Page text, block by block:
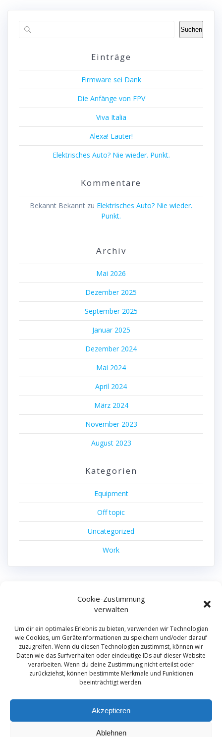
Cookie-Zustimmung
verwalten
Um dir ein optimales Erlebnis zu bieten, verwenden wir Technologien
wie Cookies, um Geräteinformationen zu speichern und/oder darauf
zuzugreifen. Wenn du diesen Technologien zustimmst, können wir
Daten wie das Surfverhalten oder eindeutige IDs auf dieser Website
verarbeiten. Wenn du deine Zustimmung nicht erteilst oder
zurückziehst, können bestimmte Merkmale und Funktionen
beeinträchtigt werden.
Akzeptieren
Ablehnen
Suchen
Einträge
Firmware sei Dank
Die Anfänge von FPV
Viva Italia
Alexa! Lauter!
Elektrisches Auto? Nie wieder. Punkt.
Kommentare
Bekannt Bekannt zu Elektrisches Auto? Nie wieder.
Punkt.
Archiv
Mai 2026
Dezember 2025
September 2025
Januar 2025
Dezember 2024
Mai 2024
April 2024
März 2024
November 2023
August 2023
Kategorien
Equipment
Off topic
Uncategorized
Work
machdas filmproduktion
Film
Kamerateam
German Camera Crew
Privacy Policy